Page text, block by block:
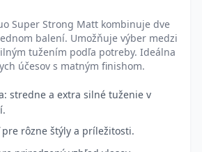
Super Strong Matt kombinuje dve
balení. Umožňuje výber medzi
tužením podľa potreby. Ideálna
účesov s matným finishom.
stredne a extra silné tuženie v
rôzne štýly a príležitosti.